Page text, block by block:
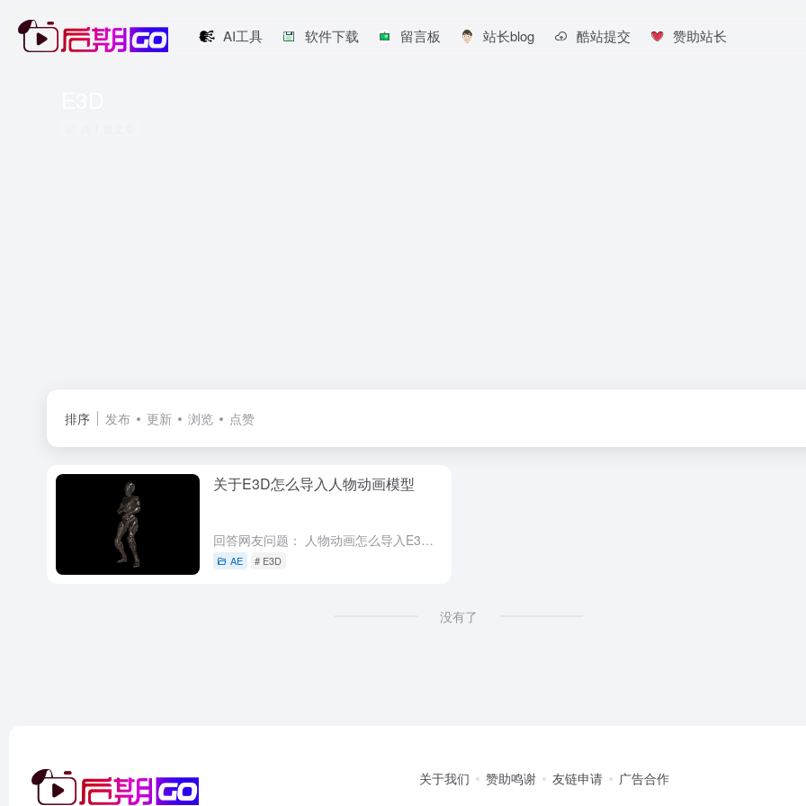
AI工具 软件下载 留言板 站长blog 酷站提交 赞助站长
排序 发布 更新 浏览 点赞
关于E3D怎么导入人物动画模型
回答网友问题： 人物动画怎么导入E3D？ 首先这个朋友太客气了，一直用红包轰炸我。整的我都不好意思了。所以写一下这个问题的具体过程。因为这个朋友不怎么使用C4D。材质部分想再E3D中实现。我以前是用M...
AE # E3D
没有了
关于我们 赞助鸣谢 友链申请 广告合作